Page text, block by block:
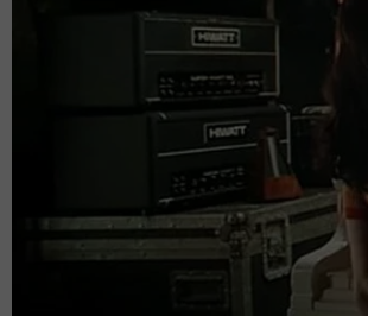
Sementara tu, Namira pula
Komitmennya terhadap
Asia Tenggara yang mana,
Amerika Syarikat (AS).